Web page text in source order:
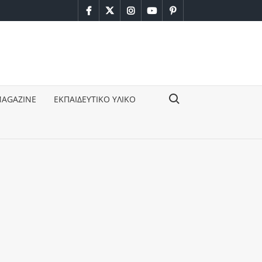
facebook
twitterinstagram
youtubepinterest
ΕΚΠΑΙΔΕΥΤΙΚΟ ΥΛΙΚΟ Search for: